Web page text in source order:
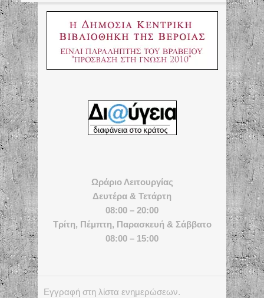
Ωράριο Λειτουργίας
Δευτέρα & Τετάρτη
08:00 – 20:00
Τρίτη, Πέμπτη, Παρασκευή & Σάββατο
08:00 – 15:00
Εγγραφή στη λίστα ενημερώσεων.